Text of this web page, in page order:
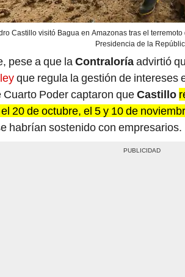
Castillo visitó Bagua en Amazonas tras el
Presidencia de la
pese a que laContraloríaadvirtió
que regula la gestión de intereses
Cuarto Poder captaron queCastillo
20 de octubre, el 5 y 10 de
habrían sostenido con empresarios.